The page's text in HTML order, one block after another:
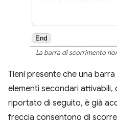
La barra di scorrimento
Tieni presente che una
elementi secondari attivabili,
riportato di seguito, è già
freccia consentono di